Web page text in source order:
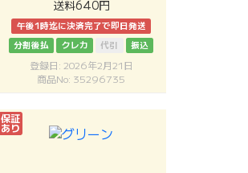
送料640円
午後1時迄に決済完了で即日発送
分割後払
クレカ 代引 振込
登録日: 2026年2月21日
商品No: 35296735
保証
あり